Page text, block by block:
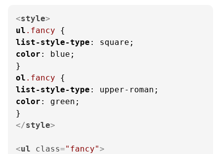
<style>
ul .fancy
list-style-type
color : blue;
ol .fancy
list-style-type
color : green;
</style>
<ul class="fancy">